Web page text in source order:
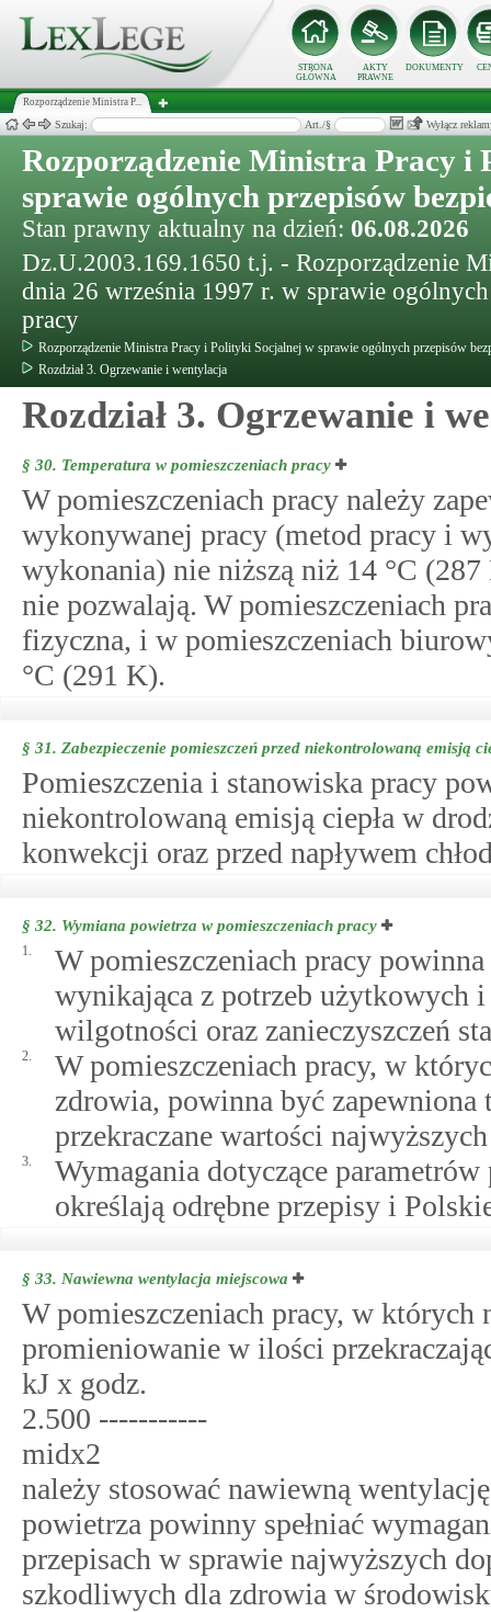
STRONA
GŁÓWNA
AKTY
PRAWNE
DOKUMENTY
Rozporządzenie Ministra P...
Szukaj: Art./§ Wyłącz
Rozporządzenie Ministra Pracy i
sprawie ogólnych przepisów
Stan prawny aktualny na dzień: 06.08.2026
Dz.U.2003.169.1650 t.j. - Rozporządzenie
dnia 26 września 1997 r. w sprawie
pracy
Rozporządzenie Ministra Pracy i Polityki Socjalnej w sprawie ogólnych przepisów
Rozdział 3. Ogrzewanie i wentylacja
Rozdział 3. Ogrzewanie i
§ 30. Temperatura w pomieszczeniach pracy
W pomieszczeniach pracy należy
wykonywanej pracy (metod pracy i
wykonania) nie niższą niż 14 °C
nie pozwalają. W pomieszczeniach
fizyczna, i w pomieszczeniach
°C (291 K).
§ 31. Zabezpieczenie pomieszczeń przed niekontrolowaną emisją
Pomieszczenia i stanowiska pracy
niekontrolowaną emisją ciepła w
konwekcji oraz przed napływem
§ 32. Wymiana powietrza w pomieszczeniach pracy
1.
W pomieszczeniach pracy
wynikająca z potrzeb użytkowych
wilgotności oraz zanieczyszczeń
2.
W pomieszczeniach pracy, w
zdrowia, powinna być
przekraczane wartości
3.
Wymagania dotyczące
określają odrębne przepisy i
§ 33. Nawiewna wentylacja miejscowa
W pomieszczeniach pracy, w których
promieniowanie w ilości
kJ x godz.
2.500 -----------
midx2
należy stosować nawiewną
powietrza powinny spełniać
przepisach w sprawie najwyższych
szkodliwych dla zdrowia w